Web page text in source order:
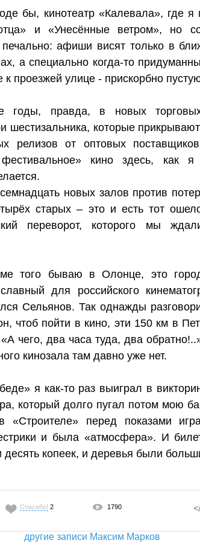
бы, кинотеатр «Калевала», где я
и «Унесённые ветром», но
афиши висят только в
а специально когда-то
к проезжей улице - прискорбно
годы, правда, в новых
шестизальника, которые
релизов от оптовых
фестивальное» кино здесь, как
новых залов против
старых – это и есть тот
переворот, которого мы
того бываю в Олонце, это
для российского
Сельянов. Так однажды
чтоб пойти в кино, эти 150 км в
чего, два часа туда, два
кинозала там давно уже нет.
я как-то раз выиграл в
который долго пугал потом мою
перед показами
и была «атмосфера». И
десять копеек, и деревья были
Спасибо! 2 1790
другие записи Максим Марков